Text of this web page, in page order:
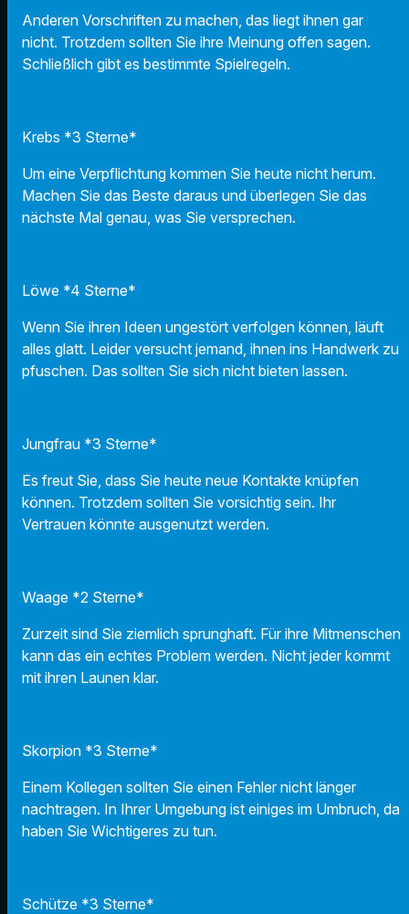
Anderen Vorschriften zu machen, das liegt ihnen gar
nicht. Trotzdem sollten Sie ihre Meinung offen sagen.
Schließlich gibt es bestimmte Spielregeln.
Krebs *3 Sterne*
Um eine Verpflichtung kommen Sie heute nicht herum.
Machen Sie das Beste daraus und überlegen Sie das
nächste Mal genau, was Sie versprechen.
Löwe *4 Sterne*
Wenn Sie ihren Ideen ungestört verfolgen können, läuft
alles glatt. Leider versucht jemand, ihnen ins Handwerk zu
pfuschen. Das sollten Sie sich nicht bieten lassen.
Jungfrau *3 Sterne*
Es freut Sie, dass Sie heute neue Kontakte knüpfen
können. Trotzdem sollten Sie vorsichtig sein. Ihr
Vertrauen könnte ausgenutzt werden.
Waage *2 Sterne*
Zurzeit sind Sie ziemlich sprunghaft. Für ihre Mitmenschen
kann das ein echtes Problem werden. Nicht jeder kommt
mit ihren Launen klar.
Skorpion *3 Sterne*
Einem Kollegen sollten Sie einen Fehler nicht länger
nachtragen. In Ihrer Umgebung ist einiges im Umbruch, da
haben Sie Wichtigeres zu tun.
Schütze *3 Sterne*